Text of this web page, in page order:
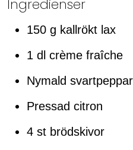
Ingredienser
150 g kallrökt lax
1 dl crème fraîche
Nymald svartpeppar
Pressad citron
4 st brödskivor